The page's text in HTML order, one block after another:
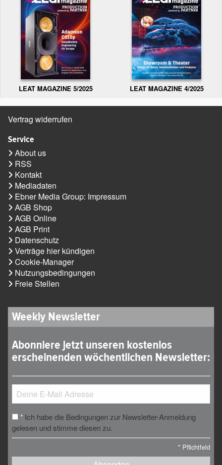
LEAT MAGAZINE 5/2025 LEAT MAGAZINE 4/2025
Vertrag widerrufen
Service
About us
RSS
Kontakt
Mediadaten
Ebner Media Group: Impressum
AGB Shop
AGB Online
AGB Print
Datenschutz
Verträge hier kündigen
Cookie-Manager
Nutzungsbedingungen
Freie Stellen
Weekly Newsletter
Abonniere jetzt unseren kostenlos
erscheinenden wöchentlichen Newsletter:
* Ich habe die Bedingungen zur Newsletter-Anmeldung
gelesen und stimme diesen zu.
* Pflichtfeld